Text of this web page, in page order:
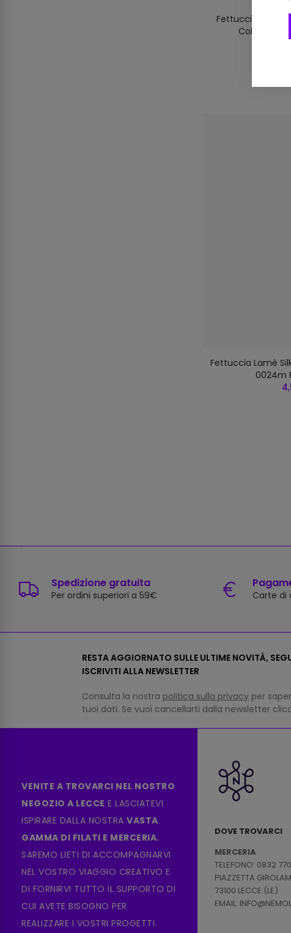
Fettuccia Lamè
Color
Fettuccia Lamè
0024m
Spedizione gratuita
Per ordini superiori a 59€ Carte di
RESTA AGGIORNATO SULLE ULTIME NOVITÀ,
ISCRIVITI ALLA NEWSLETTER
Consulta la nostra politica sulla privacy per
tuoi dati. Se vuoi cancellarti dalla newsletter
VENITE A TROVARCI NEL NOSTRO
NEGOZIO A LECCE E LASCIATEVI
ISPIRARE DALLA NOSTRA VASTA
GAMMA DI FILATI E MERCERIA.
SAREMO LIETI DI ACCOMPAGNARVI
NEL VOSTRO VIAGGIO CREATIVO E
DI FORNIRVI TUTTO IL SUPPORTO DI
CUI AVETE BISOGNO PER
REALIZZARE I VOSTRI PROGETTI.
DOVE TROVARCI
MERCERIA
TELEFONO: 0832
PIAZZETTA
73100 LECCE (LE)
EMAIL: